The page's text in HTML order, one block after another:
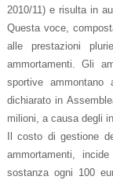
2010/11) e risulta in
Questa voce,
alle prestazioni
ammortamenti. Gli
sportive
dichiarato in
milioni, a causa degli
Il costo di gestione
ammortamenti,
sostanza ogni 100